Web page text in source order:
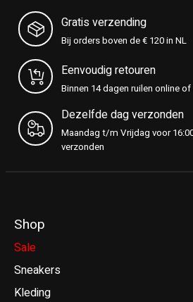
Gratis verzending
Bij orders boven de € 120 in NL
Eenvoudig retouren
Binnen 14 dagen ruilen online
Dezelfde dag verzonden
Maandag t/m Vrijdag voor
verzonden
Shop
Sale
Sneakers
Kleding